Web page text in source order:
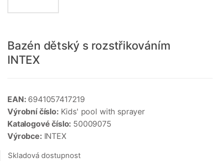
Bazén dětský s rozstřikováním
INTEX
EAN: 6941057417219
Výrobní číslo: Kids' pool with sprayer
Katalogové číslo: 50009075
Výrobce: INTEX
Skladová dostupnost